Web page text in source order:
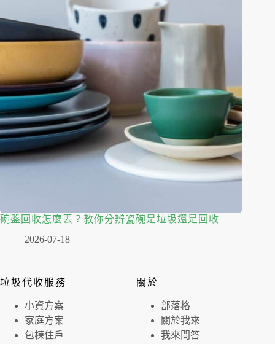
碗盤回收怎麼丟？教你分辨瓷碗是垃圾還是回收
2026-07-18
垃圾代收服務
⼩資⽅案
家庭⽅案
包棟住戶
關於
部落格
關於我來
我來問答